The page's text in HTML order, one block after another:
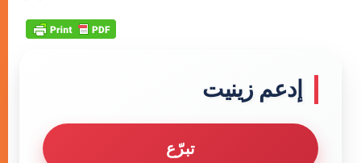
إدعم زينيت
تبرّع